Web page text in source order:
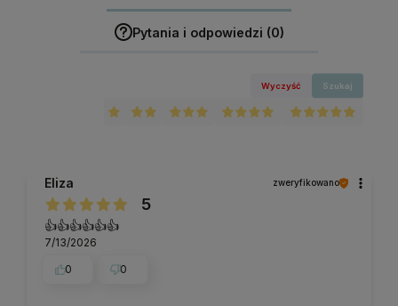
Pytania i odpowiedzi (0)
Wyczyść Szukaj
Eliza zweryfikowano
5
👍️👍️👍️👍️👍️👍️
7/13/2026
0
0